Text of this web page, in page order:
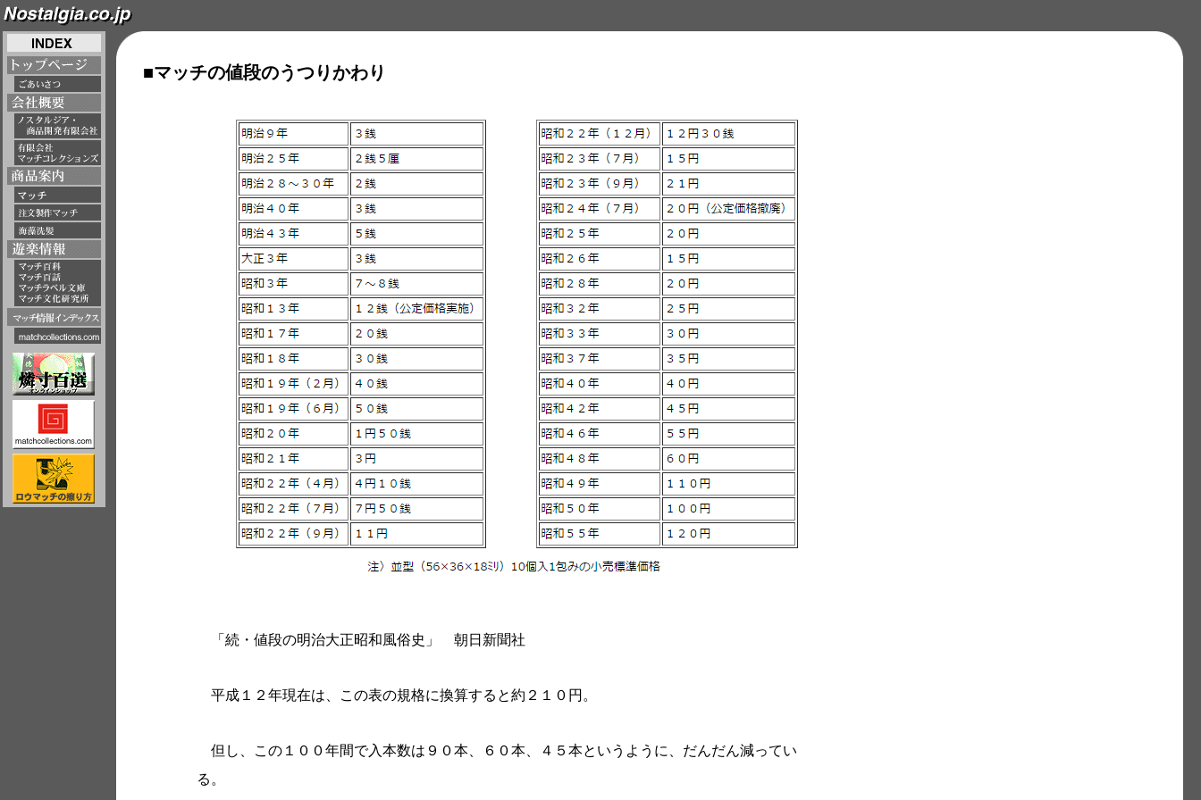
■マッチの値段のうつりかわり
「続・値段の明治大正昭和風俗史」 朝日新聞社
平成１２年現在は、この表の規格に換算すると約２１０円。
但し、この１００年間で入本数は９０本、６０本、４５本というように、だんだん減ってい
る。